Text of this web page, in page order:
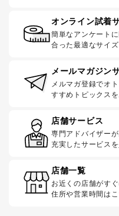
オンライン試着
簡単なアンケート
合った最適なサイズ
メールマガジン
メルマガ登録でオ
すすめトピックスを
店舗サービス
専門アドバイザー
充実したサービス
店舗一覧
お近くの店舗がす
住所や営業時間は